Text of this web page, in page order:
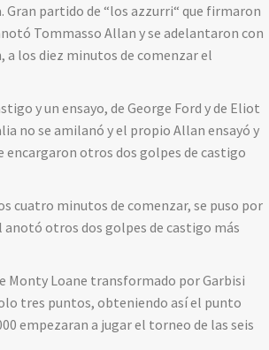
partido de “los azzurri“ que firmaron
Tommasso Allan y se adelantaron con
a los diez minutos de comenzar el
y un ensayo, de George Ford y de Eliot
no se amilanó y el propio Allan ensayó y
otros dos golpes de castigo
cuatro minutos de comenzar, se puso por
otros dos golpes de castigo más
Monty Loane transformado por Garbisi
tres puntos, obteniendo así el punto
empezaran a jugar el torneo de las seis